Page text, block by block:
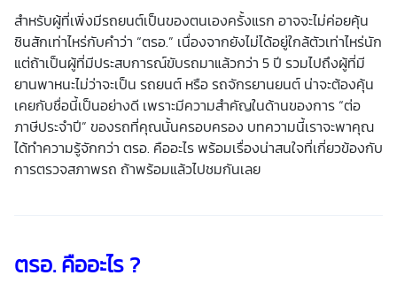
การใช้งานบางอย่างได้ เป็นต้น) และข้าพเจ้าทราบว่าการถอน
ความยินยอมดังกล่าว ไม่มีผลกระทบต่อการประมวลผลข้อมูล
ส่วนบุคคลที่ได้ดำเนินการเสร็จสิ้นไปแล้วก่อนการถอนความ
ยินยอม โดยข้าพเจ้าให้ถือเอาการกดเลือก “ให้ความยินยอม” ใน
ช่องสนทนา เป็นการแสดงเจตนายินยอมของข้าพเจ้าแทนการ
ลงลายมือชื่อเป็นหลักฐาน
สำหรับผู้ที่เพิ่งมีรถยนต์เป็นของตนเองครั้งแรก อาจจะไม่ค่อยคุ้น
ชินสักเท่าไหร่กับคำว่า “ตรอ.” เนื่องจากยังไม่ได้อยู่ใกล้ตัวเท่าไหร่นัก
แต่ถ้าเป็นผู้ที่มีประสบการณ์ขับรถมาแล้วกว่า 5 ปี รวมไปถึงผู้ที่มี
ยานพาหนะไม่ว่าจะเป็น รถยนต์ หรือ รถจักรยานยนต์ น่าจะต้องคุ้น
เคยกับชื่อนี้เป็นอย่างดี เพราะมีความสำคัญในด้านของการ “ต่อ
ภาษีประจำปี” ของรถที่คุณนั้นครอบครอง บทความนี้เราจะพาคุณ
ได้ทำความรู้จักกว่า ตรอ. คืออะไร พร้อมเรื่องน่าสนใจที่เกี่ยวข้องกับ
การตรวจสภาพรถ ถ้าพร้อมแล้วไปชมกันเลย
ตรอ.คืออะไร ?